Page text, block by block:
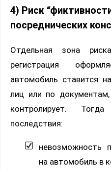
4) Риск
посреднических
Отдельная зона
регистрация
автомобиль ставится
лиц или по
контролирует.
последствия:
невозможность
на автомобиль в